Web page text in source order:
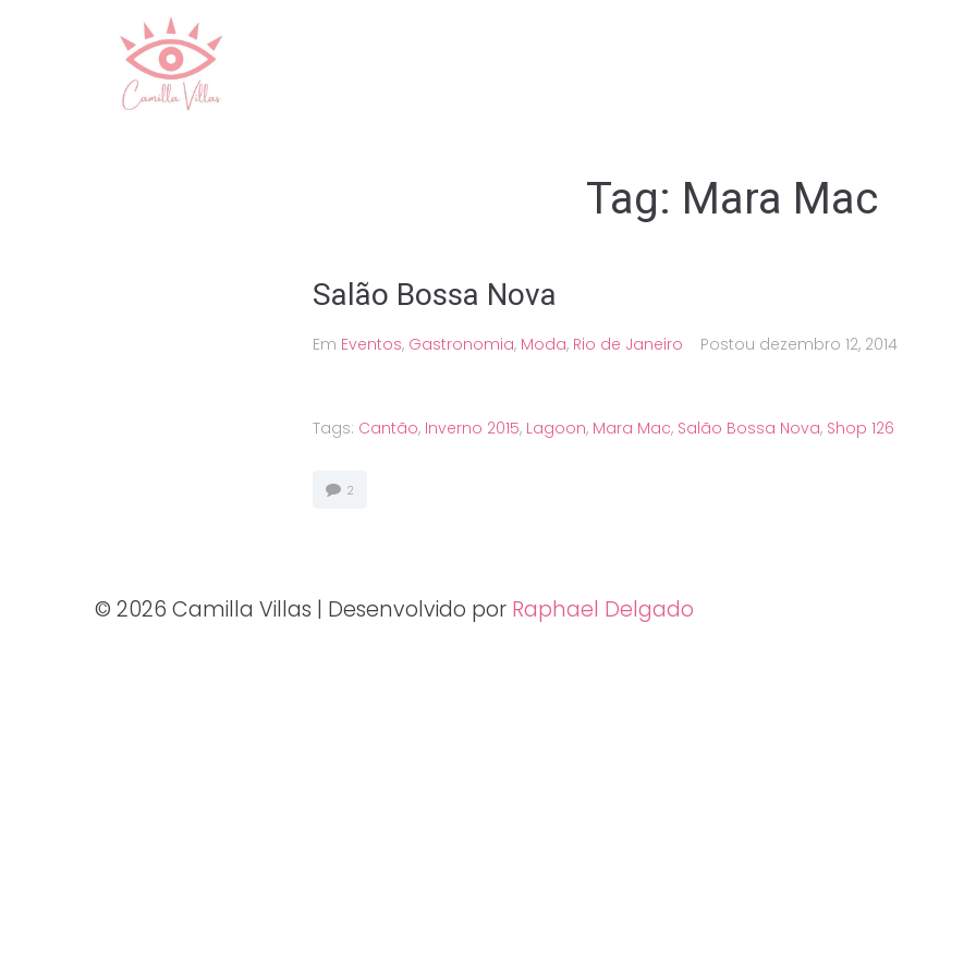
Tag: Mara Mac
Salão Bossa Nova
Em Eventos, Gastronomia, Moda, Rio de Janeiro Postou dezembro 12, 2014
Tags: Cantão, Inverno 2015, Lagoon, Mara Mac, Salão Bossa Nova, Shop 126
2
© 2026 Camilla Villas | Desenvolvido por Raphael Delgado